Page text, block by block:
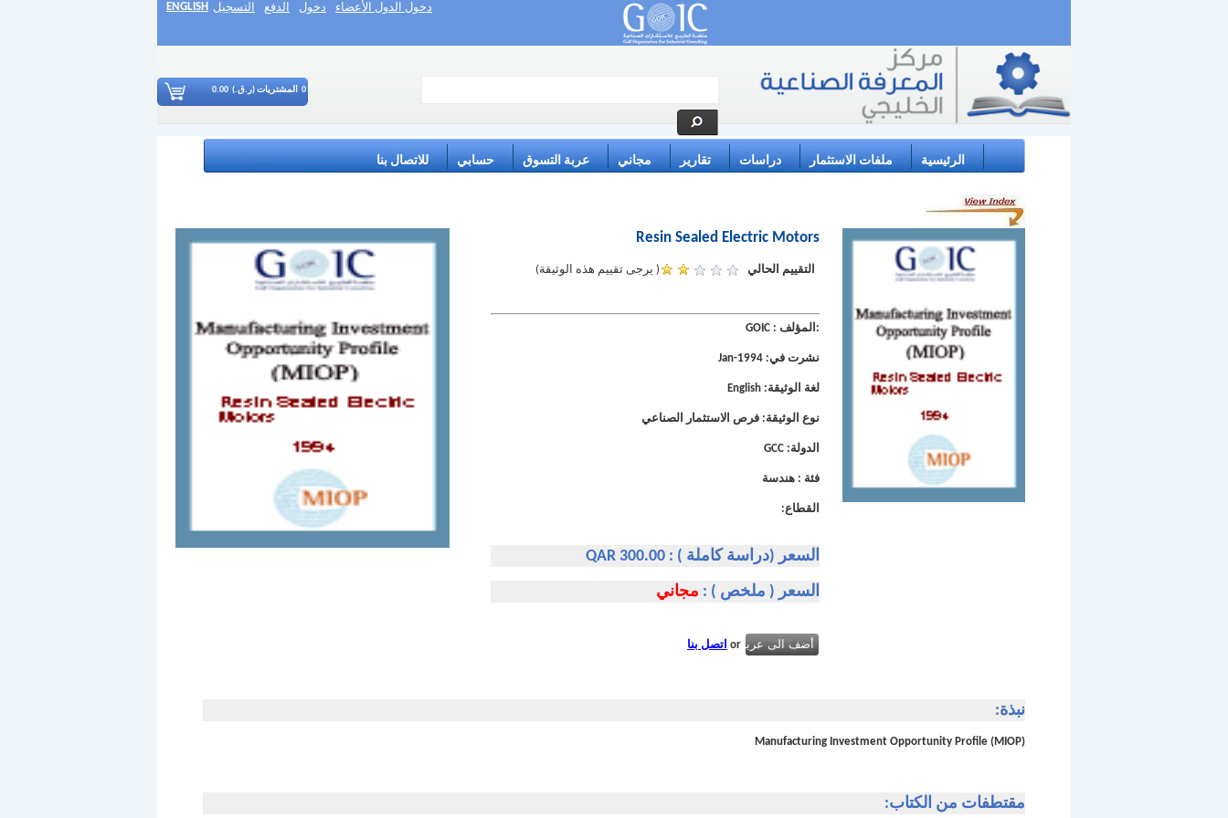
ENGLISH التسجيل الدفع دخول دخول الدول الأعضاء
0 المشتريات (ر.ق.) 0.00
الرئيسية ملفات الاستثمار دراسات تقارير مجاني عربة التسوق حسابي للاتصال بنا
Resin Sealed Electric Motors
التقييم الحالي ( يرجى تقييم هذه الوثيقة)
:المؤلف :
GOIC
نشرت في: Jan-1994
لغة الوثيقة: English
نوع الوثيقة: فرص الاستثمار الصناعي
الدولة:
GCC
فئة : هندسة
القطاع:
السعر (دراسة كاملة ) : QAR 300.00
السعر ( ملخص ) : مجاني
اتصل بنا
نبذة:
Manufacturing Investment Opportunity Profile (MIOP)
مقتطفات من الكتاب: